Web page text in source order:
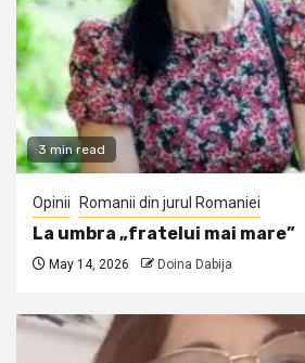
3 min read
Opinii Romanii din jurul Romaniei
La umbra „fratelui mai mare”
May 14, 2026 Doina Dabija